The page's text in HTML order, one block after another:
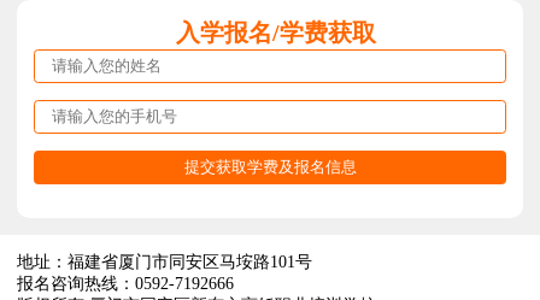
入学报名/学费获取
地址：福建省厦门市同安区马垵路101号
报名咨询热线：0592-7192666